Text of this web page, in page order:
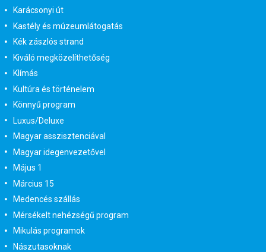
Karácsonyi út
Kastély és múzeumlátogatás
Kék zászlós strand
Kiváló megközelíthetőség
Klímás
Kultúra és történelem
Könnyű program
Luxus/Deluxe
Magyar asszisztenciával
Magyar idegenvezetővel
Május 1
Március 15
Medencés szállás
Mérsékelt nehézségű program
Mikulás programok
Nászutasoknak